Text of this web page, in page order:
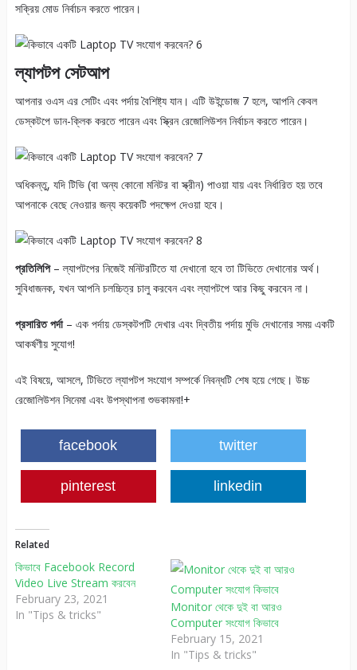
সক্রিয় মোড নির্বাচন করতে পারেন।
ল্যাপটপ সেটআপ
আপনার ওএস এর সেটিং এবং পর্দায় বৈশিষ্ট্য যান। এটি উইন্ডোজ 7 হলে, আপনি কেবল
ডেস্কটপে ডান-ক্লিক করতে পারেন এবং স্ক্রিন রেজোলিউশন নির্বাচন করতে পারেন।
অধিকন্তু, যদি টিভি (বা অন্য কোনো মনিটর বা স্ক্রীন) পাওয়া যায় এবং নির্ধারিত হয় তবে
আপনাকে বেছে নেওয়ার জন্য কয়েকটি পদক্ষেপ দেওয়া হবে।
প্রতিলিপি– ল্যাপটপের নিজেই মনিটরটিতে যা দেখানো হবে তা টিভিতে দেখানোর অর্থ।
সুবিধাজনক, যখন আপনি চলচ্চিত্র চালু করবেন এবং ল্যাপটপে আর কিছু করবেন না।
প্রসারিত পর্দা– এক পর্দায় ডেস্কটপটি দেখার এবং দ্বিতীয় পর্দায় মুভি দেখানোর সময় একটি
আকর্ষণীয় সুযোগ!
এই বিষয়ে, আসলে, টিভিতে ল্যাপটপ সংযোগ সম্পর্কে নিবন্ধটি শেষ হয়ে গেছে। উচ্চ
রেজোলিউশন সিনেমা এবং উপস্থাপনা শুভকামনা!+
facebook twitter
pinterest linkedin
Related
কিভাবে Facebook Record
Video Live Stream করবেন
February 23, 2021
In "Tips & tricks"
Monitor থেকে দুই বা আরও
Computer সংযোগ কিভাবে
February 15, 2021
In "Tips & tricks"